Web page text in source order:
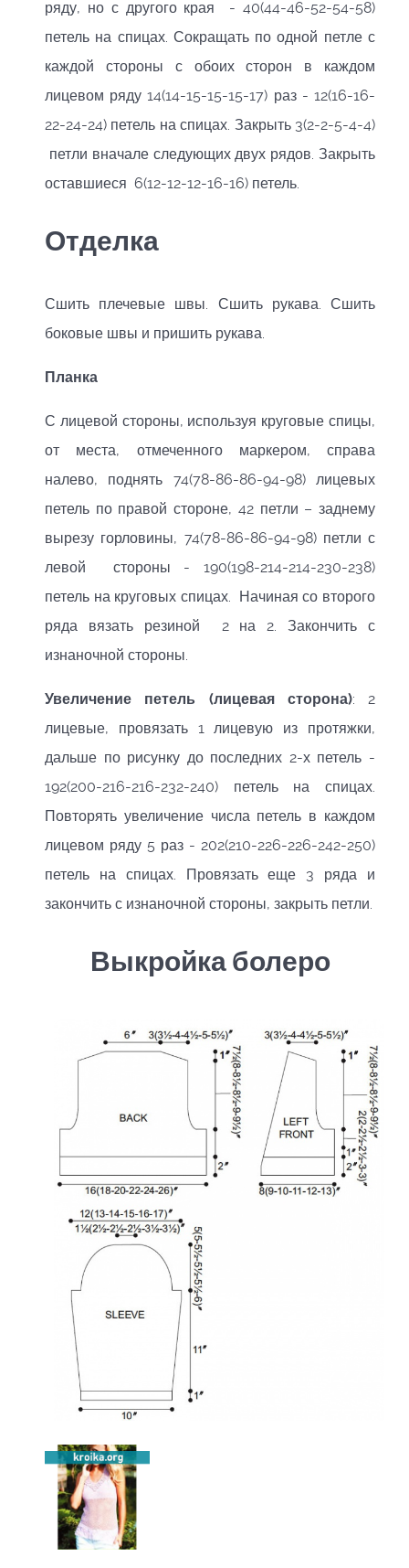
ряду, но с другого края - 40(44-46-52-54-58)
петель на спицах. Сокращать по одной петле с
каждой стороны с обоих сторон в каждом
лицевом ряду 14(14-15-15-15-17) раз - 12(16-16-
22-24-24) петель на спицах. Закрыть 3(2-2-5-4-4)
петли вначале следующих двух рядов. Закрыть
оставшиеся 6(12-12-12-16-16) петель.
Отделка
Сшить плечевые швы. Сшить рукава. Сшить
боковые швы и пришить рукава.
Планка
С лицевой стороны, используя круговые спицы,
от места, отмеченного маркером, справа
налево, поднять 74(78-86-86-94-98) лицевых
петель по правой стороне, 42 петли – заднему
вырезу горловины, 74(78-86-86-94-98) петли с
левой стороны - 190(198-214-214-230-238)
петель на круговых спицах. Начиная со второго
ряда вязать резиной 2 на 2. Закончить с
изнаночной стороны.
Увеличение петель (лицевая сторона): 2
лицевые, провязать 1 лицевую из протяжки,
дальше по рисунку до последних 2-х петель -
192(200-216-216-232-240) петель на спицах.
Повторять увеличение числа петель в каждом
лицевом ряду 5 раз - 202(210-226-226-242-250)
петель на спицах. Провязать еще 3 ряда и
закончить с изнаночной стороны, закрыть петли.
Выкройка болеро